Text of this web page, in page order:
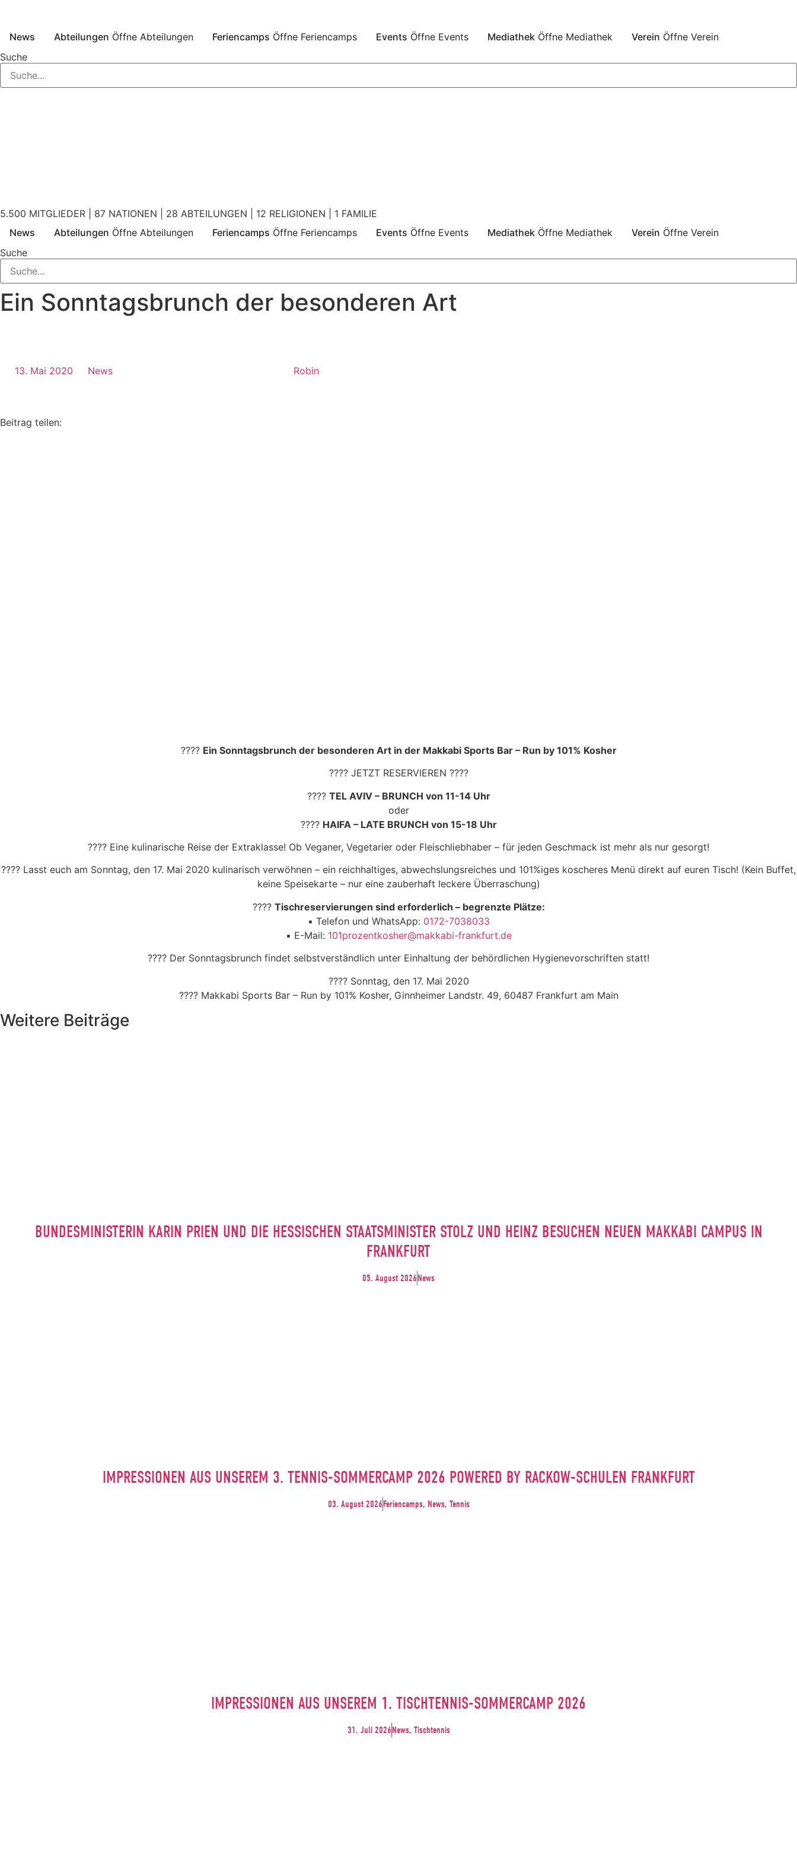
News Abteilungen Öffne Abteilungen Feriencamps Öffne Feriencamps Events Öffne Events Mediathek Öffne Mediathek Verein Öffne Verein
Suche
5.500 MITGLIEDER | 87 NATIONEN | 28 ABTEILUNGEN | 12 RELIGIONEN | 1 FAMILIE
News
Abteilungen Öffne Abteilungen Feriencamps Öffne Feriencamps Events Öffne Events Mediathek Öffne Mediathek Verein Öffne Verein
Suche
Ein Sonntagsbrunch der besonderen Art
13. Mai 2020 News Robin
Beitrag teilen:
???? Ein Sonntagsbrunch der besonderen Art in der Makkabi Sports Bar – Run by 101% Kosher
???? JETZT RESERVIEREN ????
???? TEL AVIV – BRUNCH von 11-14 Uhr
oder
???? HAIFA – LATE BRUNCH von 15-18 Uhr
???? Eine kulinarische Reise der Extraklasse! Ob Veganer, Vegetarier oder Fleischliebhaber – für jeden Geschmack ist mehr als nur gesorgt!
???? Lasst euch am Sonntag, den 17. Mai 2020 kulinarisch verwöhnen – ein reichhaltiges, abwechslungsreiches und 101%iges koscheres Menü direkt auf euren Tisch! (Kein Buffet,
keine Speisekarte – nur eine zauberhaft leckere Überraschung)
???? Tischreservierungen sind erforderlich – begrenzte Plätze:
▪️ Telefon und WhatsApp: 0172-7038033
▪️ E-Mail: 101prozentkosher@makkabi-frankfurt.de
???? Der Sonntagsbrunch findet selbstverständlich unter Einhaltung der behördlichen Hygienevorschriften statt!
???? Sonntag, den 17. Mai 2020
???? Makkabi Sports Bar – Run by 101% Kosher, Ginnheimer Landstr. 49, 60487 Frankfurt am Main
Weitere Beiträge
BUNDESMINISTERIN KARIN PRIEN UND DIE HESSISCHEN STAATSMINISTER STOLZ UND HEINZ BESUCHEN NEUEN MAKKABI CAMPUS IN
FRANKFURT
05. August 2026News
IMPRESSIONEN AUS UNSEREM 3. TENNIS-SOMMERCAMP 2026 POWERED BY RACKOW-SCHULEN FRANKFURT
03. August 2026Feriencamps, News, Tennis
IMPRESSIONEN AUS UNSEREM 1. TISCHTENNIS-SOMMERCAMP 2026
31. Juli 2026News, Tischtennis